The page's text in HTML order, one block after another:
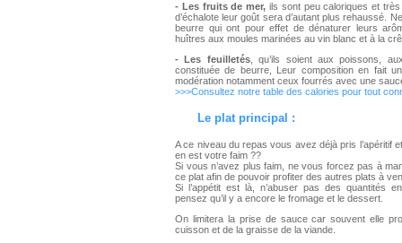
- Les fruits de mer, ils sont peu caloriques et
d’échalote leur goût sera d’autant plus rehaussé.
beurre qui ont pour effet de dénaturer leurs
huîtres aux moules marinées au vin blanc et à la
- Les feuilletés, qu’ils soient aux poissons,
constituée de beurre, Leur composition en fait
modération notamment ceux fourrés avec une
>>>Consultez notre table des calories pour tout
Le plat principal :
A ce niveau du repas vous avez déjà pris l’apéritif
en est votre faim ??
Si vous n’avez plus faim, ne vous forcez pas à
ce plat afin de pouvoir profiter des autres plats à
Si l’appétit est là, n’abuser pas des quantités
pensez qu’il y a encore le fromage et le dessert.
On limitera la prise de sauce car souvent elle
cuisson et de la graisse de la viande.